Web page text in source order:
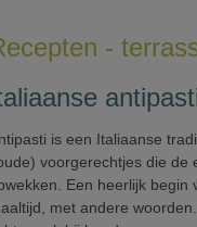
-
is een Italiaanse
voorgerechtjes die de
Een heerlijk begin
met andere